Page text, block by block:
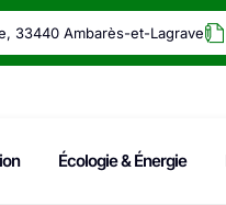
33440 Ambarès-et-Lagrave
Écologie & Énergie